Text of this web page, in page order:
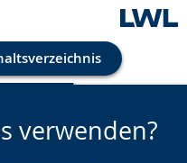
verwenden?